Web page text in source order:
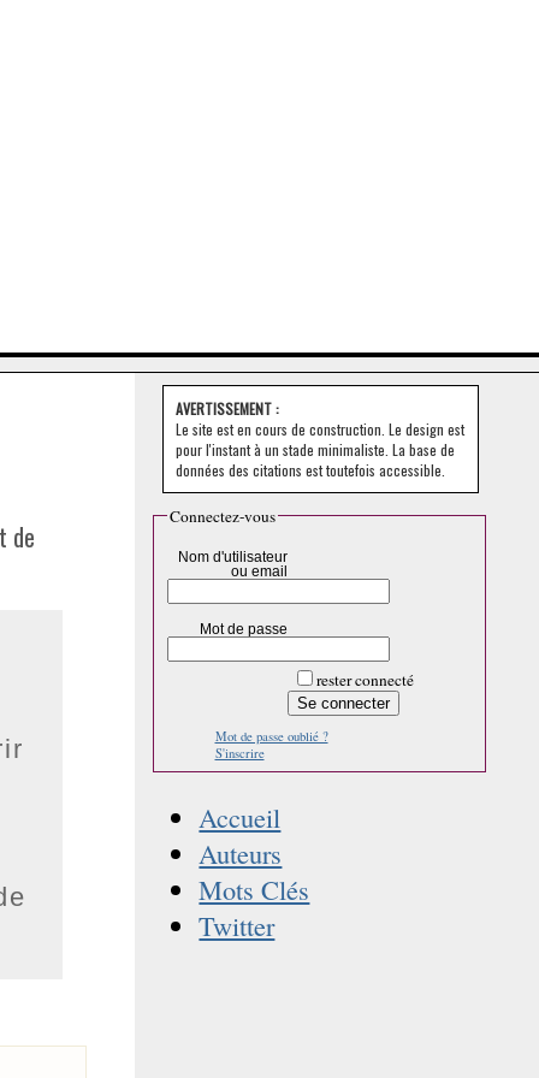
de
AVERTISSEMENT :
Le site est en cours de construction. Le design est
pour l'instant à un stade minimaliste. La base de
données des citations est toutefois accessible.
Connectez-vous
Nom d'utilisateur
ou email
Mot de passe
rester connecté
Mot de passe oublié ?
S'inscrire
Accueil
Auteurs
Mots Clés
Twitter